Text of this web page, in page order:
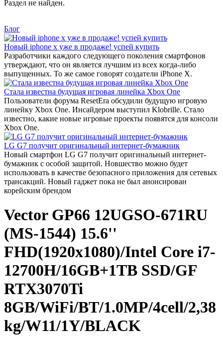
Раздел не найден.
Блог
Новый iphone x уже в продаже! успей купить
Разработчики каждого следующего поколения смартфонов
утверждают, что он является лучшим из всех когда-либо
выпущенных. То же самое говорят создатели iPhone X.
Стала известна будущая игровая линейка Xbox One
Пользователи форума ResetEra обсудили будущую игровую
линейку Xbox One. Инсайдером выступил Klobrille. Стало
известно, какие новые игровые проекты появятся для консоли
Xbox One.
LG G7 получит оригинальный интернет-бумажник
Новый смартфон LG G7 получит оригинальный интернет-
бумажник с особой защитой. Новшество можно будет
использовать в качестве безопасного приложения для сетевых
трансакций. Новый гаджет пока не был анонсирован
корейским брендом
Vector GP66 12UGSO-671RU
(MS-1544) 15.6''
FHD(1920x1080)/Intel Core i7-
12700H/16GB+1TB SSD/GF
RTX3070Ti
8GB/WiFi/BT/1.0MP/4cell/2,38
kg/W11/1Y/BLACK